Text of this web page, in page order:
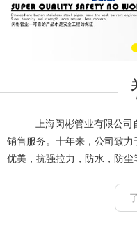
上海闵彬管业有限公司
销售服务。十年来，公司致
优美，抗强拉力，防水，防尘